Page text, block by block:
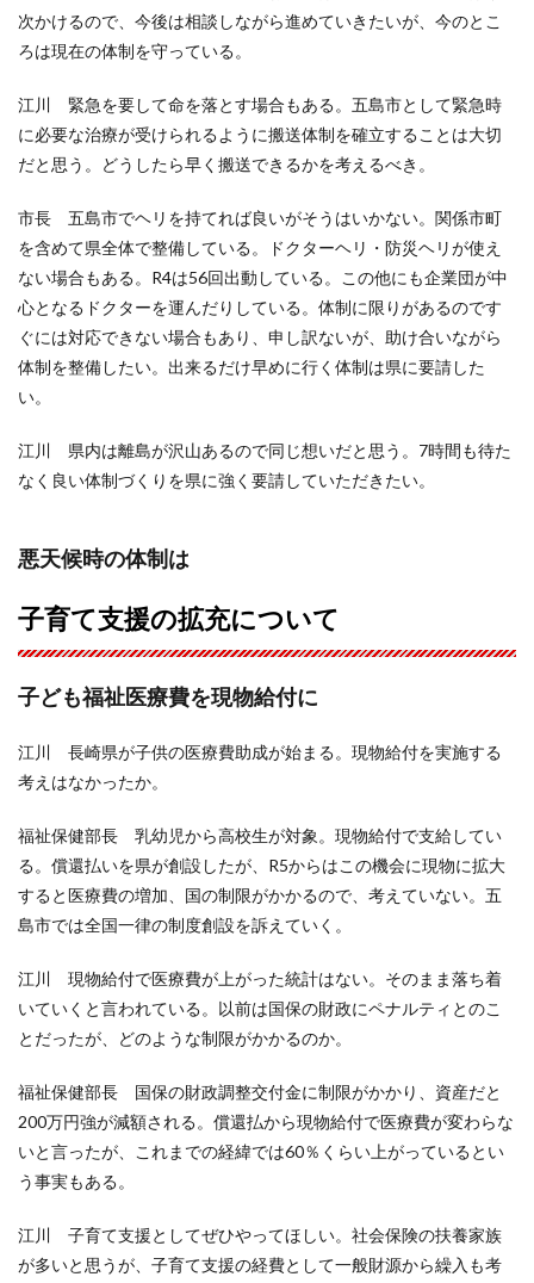
次かけるので、今後は相談しながら進めていきたいが、今のとこ
ろは現在の体制を守っている。
江川 緊急を要して命を落とす場合もある。五島市として緊急時
に必要な治療が受けられるように搬送体制を確立することは大切
だと思う。どうしたら早く搬送できるかを考えるべき。
市長 五島市でヘリを持てれば良いがそうはいかない。関係市町
を含めて県全体で整備している。ドクターヘリ・防災ヘリが使え
ない場合もある。R4は56回出動している。この他にも企業団が中
心となるドクターを運んだりしている。体制に限りがあるのです
ぐには対応できない場合もあり、申し訳ないが、助け合いながら
体制を整備したい。出来るだけ早めに行く体制は県に要請した
い。
江川 県内は離島が沢山あるので同じ想いだと思う。7時間も待た
なく良い体制づくりを県に強く要請していただきたい。
悪天候時の体制は
子育て支援の拡充について
子ども福祉医療費を現物給付に
江川 長崎県が子供の医療費助成が始まる。現物給付を実施する
考えはなかったか。
福祉保健部長 乳幼児から高校生が対象。現物給付で支給してい
る。償還払いを県が創設したが、R5からはこの機会に現物に拡大
すると医療費の増加、国の制限がかかるので、考えていない。五
島市では全国一律の制度創設を訴えていく。
江川 現物給付で医療費が上がった統計はない。そのまま落ち着
いていくと言われている。以前は国保の財政にペナルティとのこ
とだったが、どのような制限がかかるのか。
福祉保健部長 国保の財政調整交付金に制限がかかり、資産だと
200万円強が減額される。償還払から現物給付で医療費が変わらな
いと言ったが、これまでの経緯では60％くらい上がっているとい
う事実もある。
江川 子育て支援としてぜひやってほしい。社会保険の扶養家族
が多いと思うが、子育て支援の経費として一般財源から繰入も考